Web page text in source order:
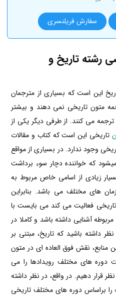
سفارش فریلنسری
رشته تاریخ و
این است که بسیاری از مترجمان
متون تاریخی نمی دهند و بیشتر
می کنند. از طرفی دیگر یکی از
تاریخی این است که کتاب و مقالات
وجود ندارد. در بسیاری از مواقع
که خواننده دچار سوء برداشت
زیادی از اسامی خاص مربوط به
های مختلف می باشد. بنابراین
فعالیت می کند می بایست با
آشنایی داشته باشد و کاملا در
داشته باشید که تاریخ، مبتنی بر
نقش فوق العاده ای در متون
دوره های مختلف رویدادها را می
قرار دهیم. در واقع، در نظر داشته
را براساس دوره های مختلف تاریخی